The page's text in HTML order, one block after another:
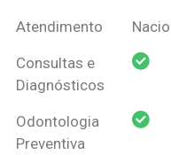
Coberturas
Pessoa Física
Atendimento
Consultas e
Diagnósticos
Odontologia
Preventiva